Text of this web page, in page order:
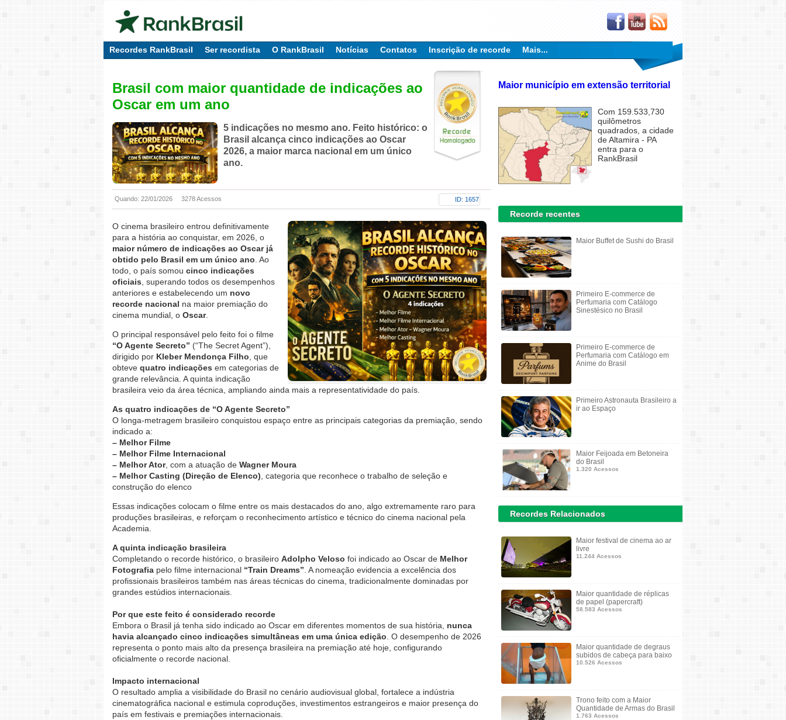
Recordes RankBrasil Ser recordista O RankBrasil Notícias Contatos Inscrição de recorde Mais...
Brasil com maior quantidade de indicações ao
Oscar em um ano
5 indicações no mesmo ano. Feito histórico: o
Brasil alcança cinco indicações ao Oscar
2026, a maior marca nacional em um único
ano.
Quando: 22/01/2026 3278 Acessos ID: 1657
O cinema brasileiro entrou definitivamente
para a história ao conquistar, em 2026, o
maior número de indicações ao Oscar já
obtido pelo Brasil em um único ano . Ao
todo, o país somou cinco indicações
oficiais , superando todos os desempenhos
anteriores e estabelecendo um novo
recorde nacional na maior premiação do
cinema mundial, o Oscar.
O principal responsável pelo feito foi o filme
“O Agente Secreto” (“The Secret Agent”),
dirigido por Kleber Mendonça Filho , que
obteve quatro indicações em categorias de
grande relevância. A quinta indicação
brasileira veio da área técnica, ampliando ainda mais a representatividade do país.
As quatro indicações de “O Agente Secreto”
O longa-metragem brasileiro conquistou espaço entre as principais categorias da premiação, sendo
indicado a:
– Melhor Filme
– Melhor Filme Internacional
– Melhor Ator, com a atuação de Wagner Moura
– Melhor Casting (Direção de Elenco) , categoria que reconhece o trabalho de seleção e
construção do elenco
Essas indicações colocam o filme entre os mais destacados do ano, algo extremamente raro para
produções brasileiras, e reforçam o reconhecimento artístico e técnico do cinema nacional pela
Academia.
A quinta indicação brasileira
Completando o recorde histórico, o brasileiro Adolpho Veloso foi indicado ao Oscar de Melhor
Fotografia pelo filme internacional “Train Dreams” . A nomeação evidencia a excelência dos
profissionais brasileiros também nas áreas técnicas do cinema, tradicionalmente dominadas por
grandes estúdios internacionais.
Por que este feito é considerado recorde
Embora o Brasil já tenha sido indicado ao Oscar em diferentes momentos de sua história, nunca
havia alcançado cinco indicações simultâneas em uma única edição . O desempenho de 2026
representa o ponto mais alto da presença brasileira na premiação até hoje, configurando
oficialmente o recorde nacional.
Impacto internacional
O resultado amplia a visibilidade do Brasil no cenário audiovisual global, fortalece a indústria
cinematográfica nacional e estimula coproduções, investimentos estrangeiros e maior presença do
país em festivais e premiações internacionais.
Maior município em extensão territorial
Com 159.533,730
quilômetros
quadrados, a cidade
de Altamira - PA
entra para o
RankBrasil
Recorde recentes
Maior Buffet de Sushi do Brasil
Primeiro E-commerce de
Perfumaria com Catálogo
Sinestésico no Brasil
Primeiro E-commerce de
Perfumaria com Catálogo em
Anime do Brasil
Primeiro Astronauta Brasileiro a
ir ao Espaço
Maior Feijoada em Betoneira
do Brasil
1.320 Acessos
Recordes Relacionados
Maior festival de cinema ao ar
livre
11.244 Acessos
Maior quantidade de réplicas
de papel (papercraft)
58.583 Acessos
Maior quantidade de degraus
subidos de cabeça para baixo
10.526 Acessos
Trono feito com a Maior
Quantidade de Armas do Brasil
1.763 Acessos